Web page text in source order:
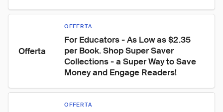
Offerta
OFFERTA
For Educators - As Low as $2.35
per Book. Shop Super Saver
Collections - a Super Way to Save
Money and Engage Readers!
OFFERTA